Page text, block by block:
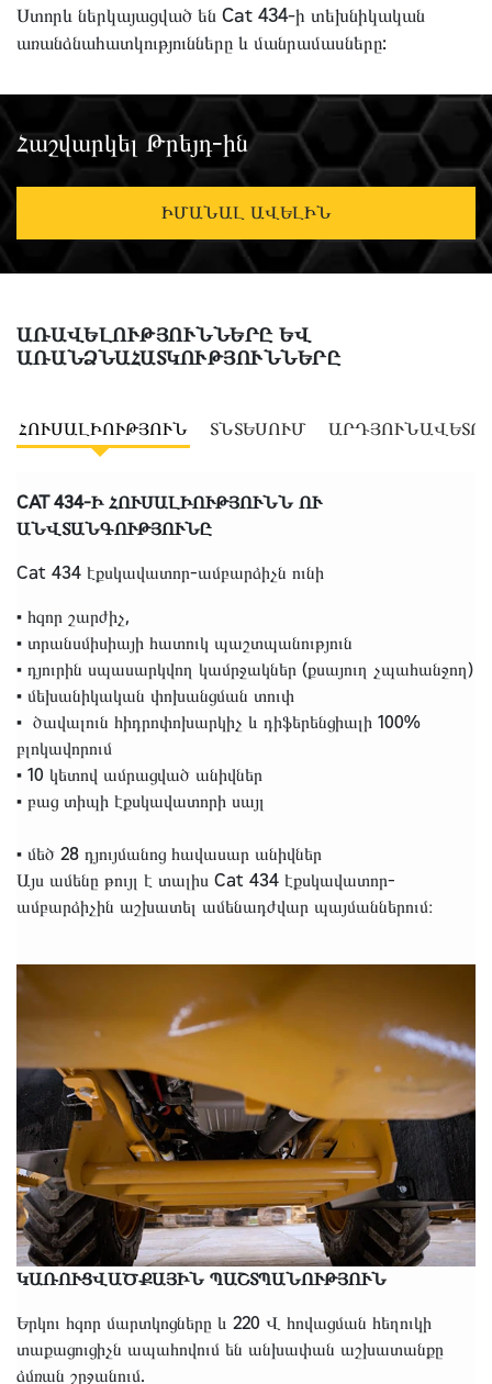
Ստորև ներկայացված են Cat 434-ի տեխնիկական
առանձնահատկությունները և մանրամասները:
Հաշվարկել Թրեյդ-ին
ԻՄԱՆԱԼ ԱՎԵԼԻՆ
ԱՌԱՎԵԼՈՒԹՅՈՒՆՆԵՐԸ ԵՎ
ԱՌԱՆՁՆԱՀԱՏԿՈՒԹՅՈՒՆՆԵՐԸ
ՀՈՒՍԱԼԻՈՒԹՅՈՒՆ ՏՆՏԵՍՈՒՄ
CAT 434-Ի ՀՈՒՍԱԼԻՈՒԹՅՈՒՆՆ ՈՒ
ԱՆՎՏԱՆԳՈՒԹՅՈՒՆԸ
Cat 434 էքսկավատոր-ամբարձիչն ունի
• հզոր շարժիչ,
• տրանսմիսիայի հատուկ պաշտպանություն
• դյուրին սպասարկվող կամրջակներ (քսայուղ չպահանջող)
• մեխանիկական փոխանցման տուփ
• ծավալուն հիդրոփոխարկիչ և դիֆերենցիալի 100%
բլոկավորում
• 10 կետով ամրացված անիվներ
• բաց տիպի էքսկավատորի սայլ
• մեծ 28 դյույմանոց հավասար անիվներ
Այս ամենը թույլ է տալիս Cat 434 էքսկավատոր-
ամբարձիչին աշխատել ամենադժվար պայմաններում։
ԿԱՌՈՒՑՎԱԾՔԱՅԻՆ ՊԱՇՏՊԱՆՈՒԹՅՈՒՆ
Երկու հզոր մարտկոցները և 220 Վ հովացման հեղուկի
տաքացուցիչն ապահովում են անխափան աշխատանքը
ձմռան շրջանում.